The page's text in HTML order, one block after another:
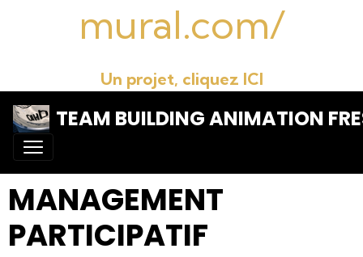
mural.com/
Un projet, cliquez ICI
TEAM BUILDING ANIMATION
MANAGEMENT
PARTICIPATIF